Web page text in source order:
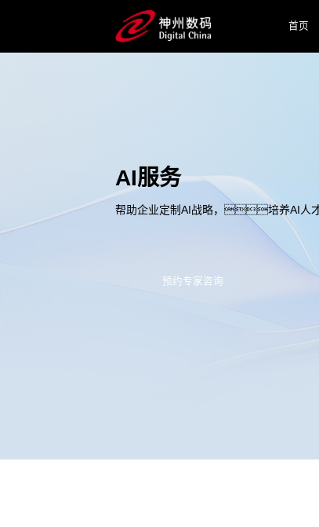
首页
AI服务
帮助企业定制AI战略，培养AI
预约专家咨询